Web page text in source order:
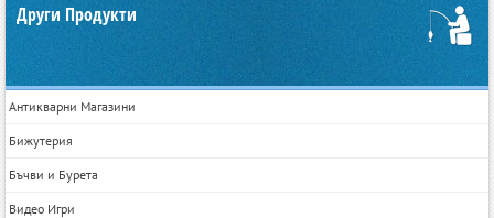
Други Продукти
Антикварни Магазини
Бижутерия
Бъчви и Бурета
Видео Игри